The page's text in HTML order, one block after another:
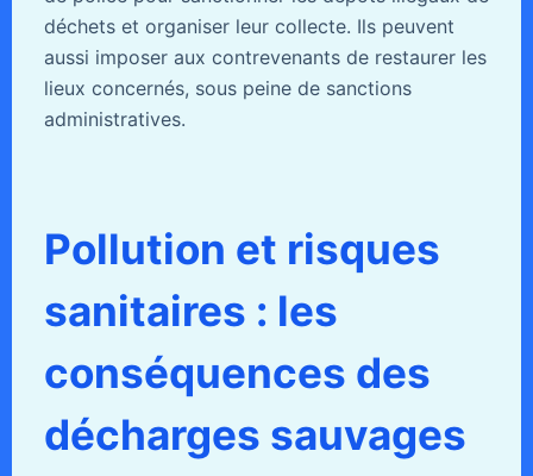
déchets et organiser leur collecte. Ils peuvent
aussi imposer aux contrevenants de restaurer les
lieux concernés, sous peine de sanctions
administratives.
Pollution et risques
sanitaires : les
conséquences des
décharges sauvages